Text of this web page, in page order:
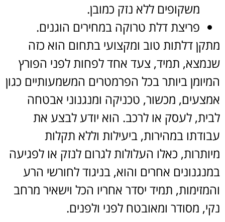
משקופים ללא נזק כמובן.
פריצת דלת טרוקה במחירים הוגנים.
מתקן דלתות טוב ומקצועי בתחום הוא כזה
שנמצא, תמיד, צעד אחד לפחות לפני הפורץ
המיומן ביותר בכל הפרמטרים המשמעותיים כגון
אמצעים, מכשור, טכניקה ומנגנוני אבטחה
לבית, לעסק או לרכב. הוא יודע לבצע את
עבודתו במהירות, ביעילות וללא תקלות
מיותרות, כאלו העלולות לגרום לנזק או לפגיעה
במנגנונים אחרים והוא, בניגוד לחורשי הרע
והמזימות, תמיד יסדר אחריו הכל וישאיר מרחב
נקי, מסודר ומאובטח לפני ולפנים.